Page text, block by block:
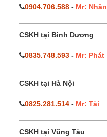
0904.706.588 - Mr: Nhân
CSKH tại Bình Dương
0835.748.593 - Mr: Phát
CSKH tại Hà Nội
0825.281.514 - Mr: Tài
CSKH tại Vũng Tàu